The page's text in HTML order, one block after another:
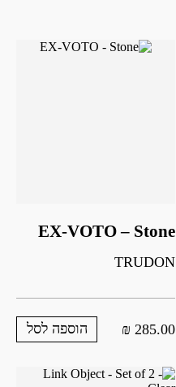
EX-VOTO – Stone
TRUDON
285.00
₪ הוספה לסל